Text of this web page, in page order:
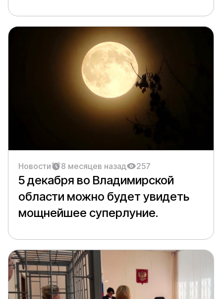
Новости 8 месяцев назад 257
5 декабря во Владимирской
области можно будет увидеть
мощнейшее суперлуние.